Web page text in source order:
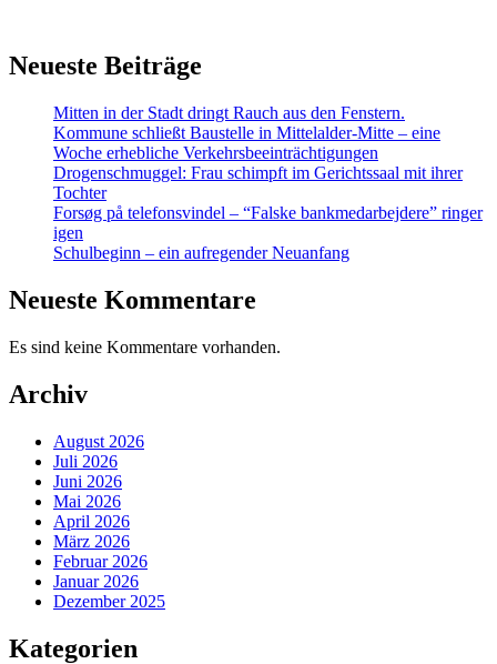
Neueste Beiträge
Mitten in der Stadt dringt Rauch aus den Fenstern.
Kommune schließt Baustelle in Mittelalder-Mitte – eine
Woche erhebliche Verkehrsbeeinträchtigungen
Drogenschmuggel: Frau schimpft im Gerichtssaal mit ihrer
Tochter
Forsøg på telefonsvindel – “Falske bankmedarbejdere” ringer
igen
Schulbeginn – ein aufregender Neuanfang
Neueste Kommentare
Es sind keine Kommentare vorhanden.
Archiv
August 2026
Juli 2026
Juni 2026
Mai 2026
April 2026
März 2026
Februar 2026
Januar 2026
Dezember 2025
Kategorien